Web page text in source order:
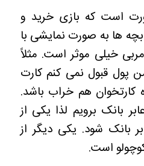
است که بازی خرید و
ها به صورت نمایشی با
خیلی موثر است. مثلاً
پول قبول نمی کنم کارت
کارتخوان هم خراب باشد.
بانک برویم لذا یکی از
بانک شود. یکی دیگر از
است.